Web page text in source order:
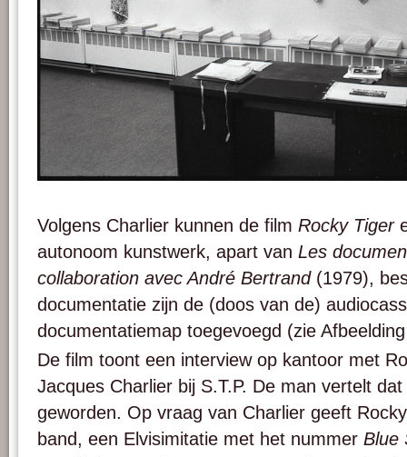
Volgens Charlier kunnen de film Rocky Tiger
autonoom kunstwerk, apart van Les
collaboration avec André Bertrand(1979),
documentatie zijn de (doos van de)
documentatiemap toegevoegd (zie
De film toont een interview op kantoor met
Jacques Charlier bij S.T.P. De man vertelt
geworden. Op vraag van Charlier geeft
band, een Elvisimitatie met het nummer Blue